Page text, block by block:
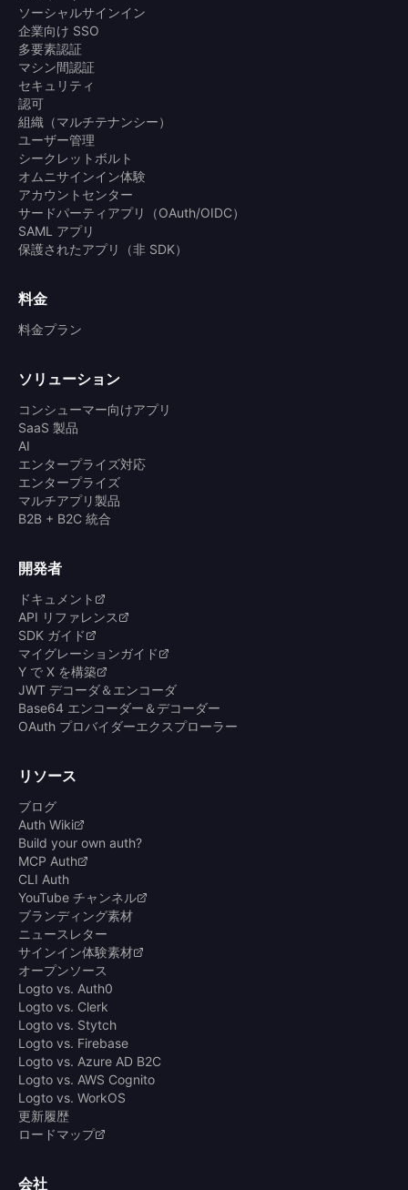
ソーシャルサインイン
企業向け SSO
多要素認証
マシン間認証
セキュリティ
認可
組織（マルチテナンシー）
ユーザー管理
シークレットボルト
オムニサインイン体験
アカウントセンター
サードパーティアプリ（OAuth/OIDC）
SAML アプリ
保護されたアプリ（非 SDK）
料金
料金プラン
ソリューション
コンシューマー向けアプリ
SaaS 製品
AI
エンタープライズ対応
エンタープライズ
マルチアプリ製品
B2B + B2C 統合
開発者
ドキュメント
API リファレンス
SDK ガイド
マイグレーションガイド
Y で X を構築
JWT デコーダ＆エンコーダ
Base64 エンコーダー＆デコーダー
OAuth プロバイダーエクスプローラー
リソース
ブログ
Auth Wiki
Build your own auth?
MCP Auth
CLI Auth
YouTube チャンネル
ブランディング素材
ニュースレター
サインイン体験素材
オープンソース
Logto vs. Auth0
Logto vs. Clerk
Logto vs. Stytch
Logto vs. Firebase
Logto vs. Azure AD B2C
Logto vs. AWS Cognito
Logto vs. WorkOS
更新履歴
ロードマップ
会社